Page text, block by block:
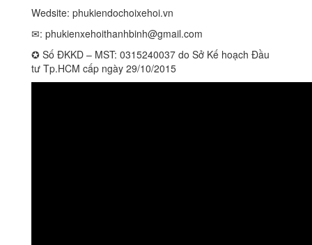
Wedsite: phukiendochoixehoi.vn
✉: phukienxehoithanhbinh@gmail.com
✪ Số ĐKKD – MST: 0315240037 do Sở Kế hoạch Đầu
tư Tp.HCM cấp ngày 29/10/2015